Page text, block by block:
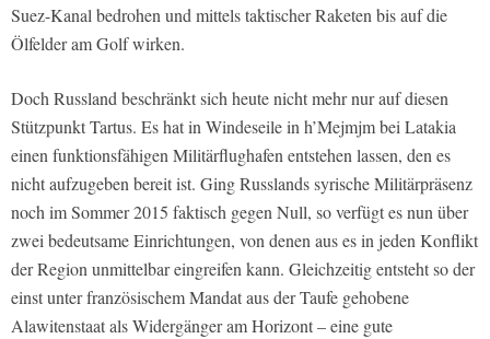
Suez-Kanal bedrohen und mittels taktischer Raketen bis auf die
Ölfelder am Golf wirken.
Doch Russland beschränkt sich heute nicht mehr nur auf diesen
Stützpunkt Tartus. Es hat in Windeseile in h’Mejmjm bei Latakia
einen funktionsfähigen Militärflughafen entstehen lassen, den es
nicht aufzugeben bereit ist. Ging Russlands syrische Militärpräsenz
noch im Sommer 2015 faktisch gegen Null, so verfügt es nun über
zwei bedeutsame Einrichtungen, von denen aus es in jeden Konflikt
der Region unmittelbar eingreifen kann. Gleichzeitig entsteht so der
einst unter französischem Mandat aus der Taufe gehobene
Alawitenstaat als Widergänger am Horizont – eine gute